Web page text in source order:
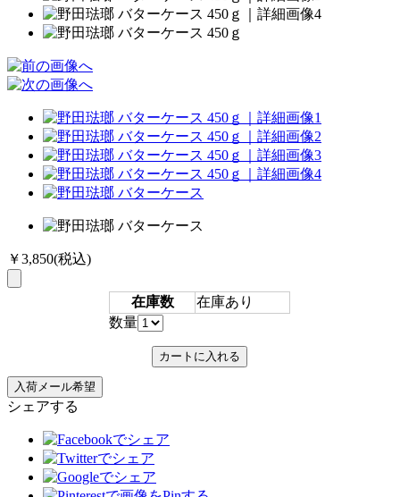
￥3,850(税込)
在庫数
在庫あり
数量
シェアする